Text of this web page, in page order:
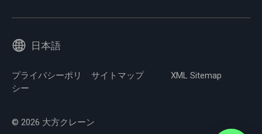
日本語
プライバシーポリ
シー
サイトマップ XML Sitemap
© 2026 大方クレーン